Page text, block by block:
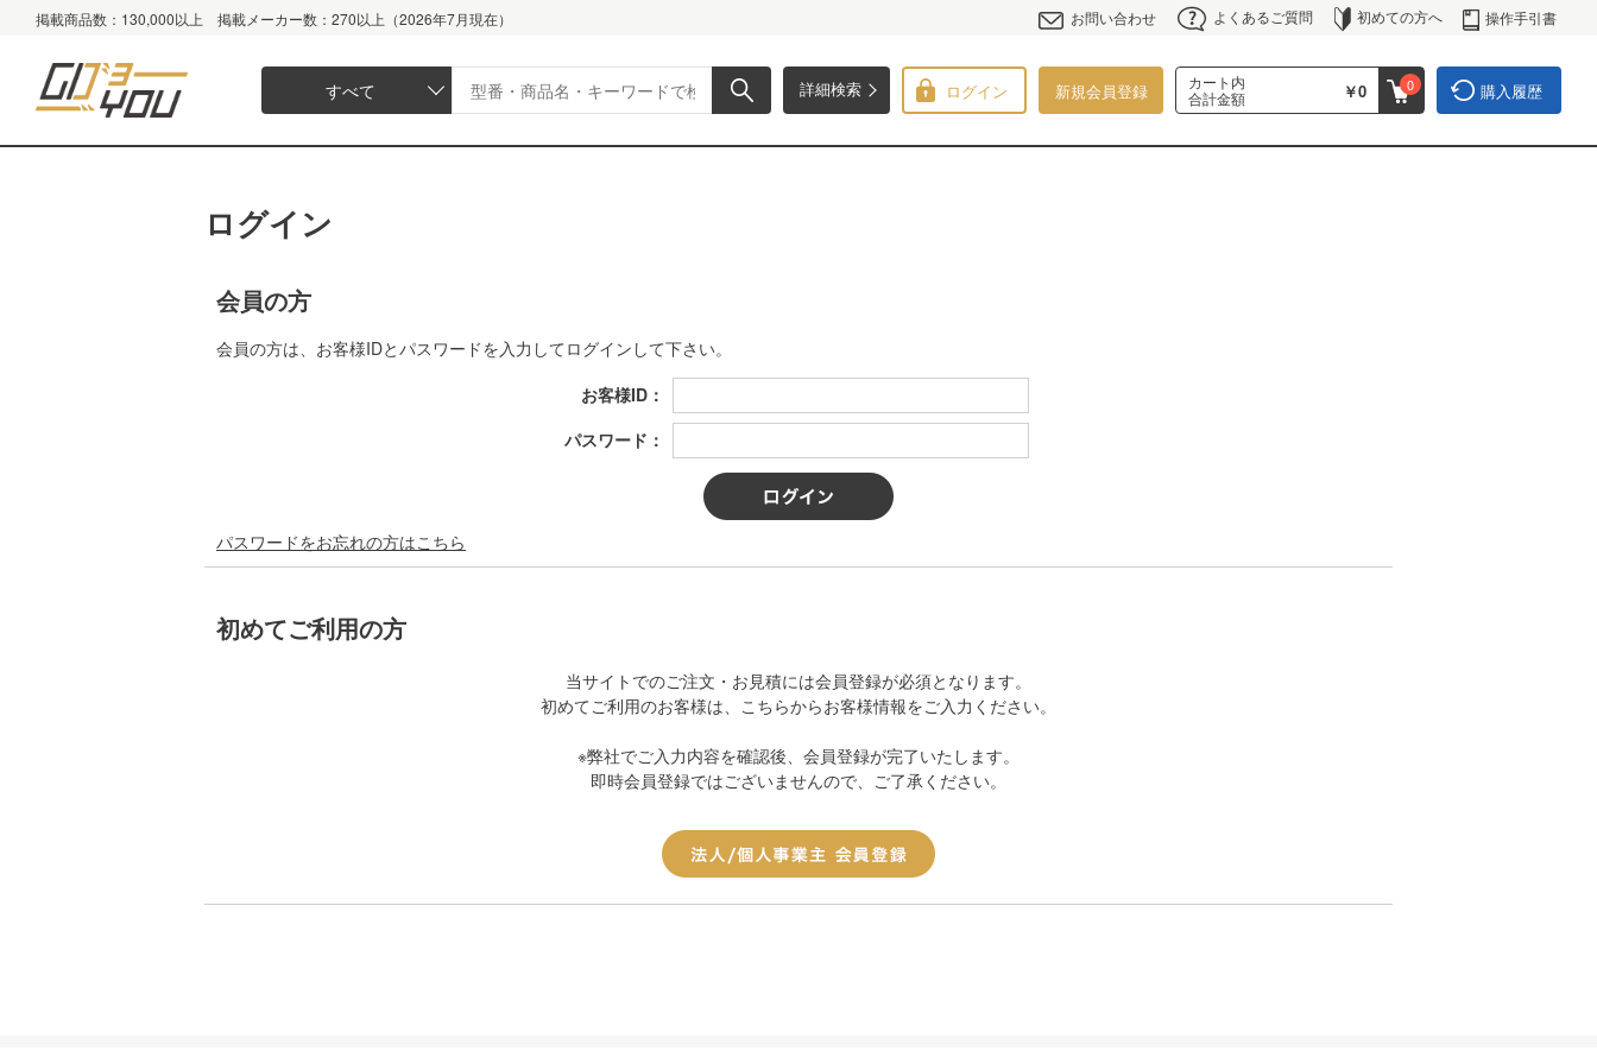
掲載商品数：130,000以上 掲載メーカー数：270以上（2026年7月現在） お問い合わせ よくあるご質問 初めての方へ 操作手引書
詳細検索
すべて ログイン 新規会員登録
カート内
合計金額
￥0 0 購入履歴
ログイン
会員の方
会員の方は、お客様IDとパスワードを入力してログインして下さい。
お客様ID：
パスワード：
パスワードをお忘れの方はこちら
初めてご利用の方
当サイトでのご注文・お見積には会員登録が必須となります。
初めてご利用のお客様は、こちらからお客様情報をご入力ください。
※弊社でご入力内容を確認後、会員登録が完了いたします。
即時会員登録ではございませんので、ご了承ください。